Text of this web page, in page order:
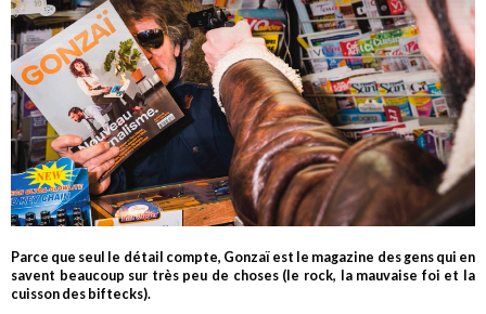
Parce que seul le détail compte, Gonzaï est le magazine des gens qui en
savent beaucoup sur très peu de choses (le rock, la mauvaise foi et la
cuisson des biftecks).